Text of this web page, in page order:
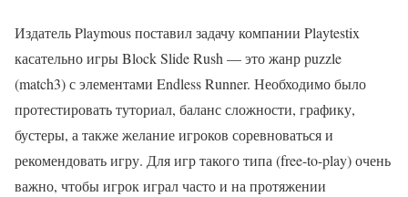
Издатель Playmous поставил задачу компании Playtestix
касательно игры Block Slide Rush — это жанр puzzle
(match3) с элементами Endless Runner. Необходимо было
протестировать туториал, баланс сложности, графику,
бустеры, а также желание игроков соревноваться и
рекомендовать игру. Для игр такого типа (free-to-play) очень
важно, чтобы игрок играл часто и на протяжении